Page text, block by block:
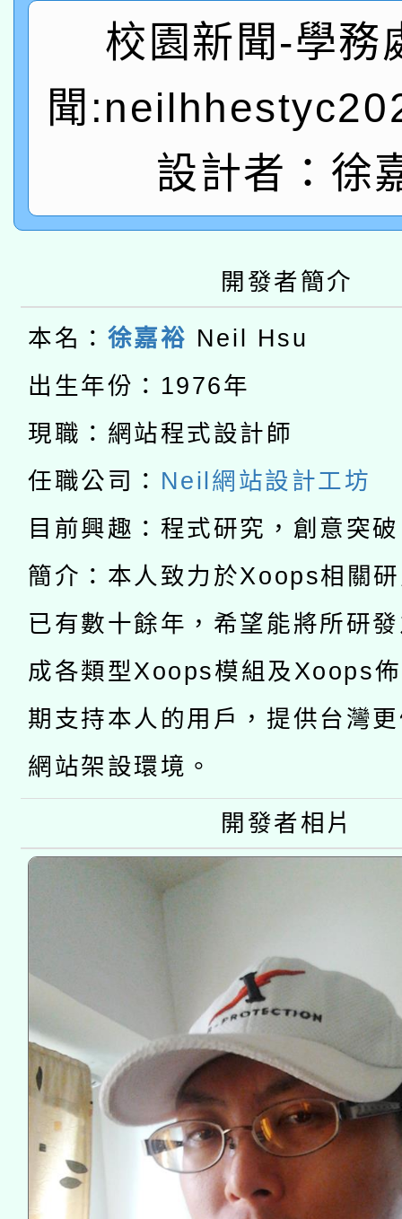
礎課程
A3數位素養講師名單
「數位內容與教學軟
pilot」
有關大陸委員會函釋公
薪期間赴陸應申請許可
轉知經濟部水利署委託
業技術研究院辦理「
動」
115年8月22日(星期六
開 智慧啟航」
2026年桃園地景藝術
本校115學年度第2次
招甄選結果公告(無人
招)
適應運動共學行動站研
本館辦理115年度閱讀
暨閱讀推動專業研習
科技賦能─人工智慧
礎課程
A3數位素養講師名單
「數位內容與教學軟體
pilot」
有關大陸委員會函釋公
薪期間赴陸應申請許可
轉知經濟部水利署委託
業技術研究院辦理「
用水績優單位及節水達
動」
115年8月22日(星期六
桃園市孔廟祈福系列
開 智慧啟航」
2026年桃園地景藝術
校園新聞-學務
聞
設計者：徐
開發者簡介
本名： 徐嘉裕 Neil Hsu
出生年份：1976年
現職：網站程式設計師
任職公司： Neil網站設計工坊
目前興趣：程式研究，創意突
簡介：本人致力於Xoops相關
已有數十餘年，希望能將所研
成各類型Xoops模組及Xoops
期支持本人的用戶，提供台灣
網站架設環境。
開發者相片